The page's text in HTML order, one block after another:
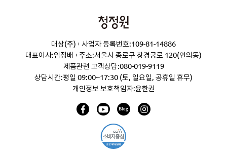
청
원
대상(주)
사업자 등록번호:109-81-14886
대표이사:임정배
주소:서울시 종로구 창경궁로 120(인의동)
제품관련 고객상담:080-019-9119
상담시간:평일 09:00~17:30 (토, 일요일, 공휴일 휴무)
개인정보 보호책임자:윤한권